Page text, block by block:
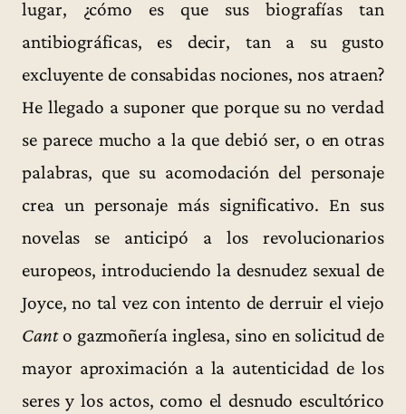
lugar, ¿cómo es que sus biografías tan
antibiográficas, es decir, tan a su gusto
excluyente de consabidas nociones, nos atraen?
He llegado a suponer que porque su no verdad
se parece mucho a la que debió ser, o en otras
palabras, que su acomodación del personaje
crea un personaje más significativo. En sus
novelas se anticipó a los revolucionarios
europeos, introduciendo la desnudez sexual de
Joyce, no tal vez con intento de derruir el viejo
Canto gazmoñería inglesa, sino en solicitud de
mayor aproximación a la autenticidad de los
seres y los actos, como el desnudo escultórico